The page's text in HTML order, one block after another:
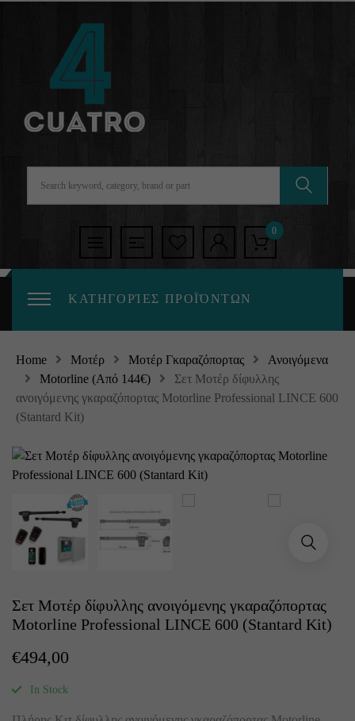
0
ΚΑΤΗΓΟΡΊΕΣ ΠΡΟΪΌΝΤΩΝ
Home Μοτέρ Μοτέρ Γκαραζόπορτας
Ανοιγόμενα
Motorline (Από 144€)
Σετ Μοτέρ δίφυλλης
ανοιγόμενης γκαραζόπορτας Motorline Professional LINCE 600
(Stantard Kit)
Σετ Μοτέρ δίφυλλης ανοιγόμενης γκαραζόπορτας
Motorline Professional LINCE 600 (Stantard Kit)
€494,00
In Stock